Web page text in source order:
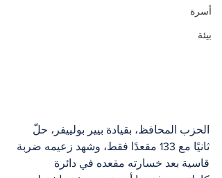
أسرة
بيئة
الحزب المحافظ، بقيادة بيير بولييفر، حلّ
ثانيًا مع 133 مقعدًا فقط، وشهد زعيمه ضربة
قاسية بعد خسارته مقعده في دائرة